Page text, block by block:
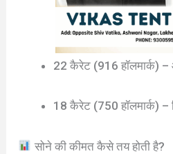
22 कैरेट (916 हॉलमार्क)
18 कैरेट (750 हॉलमार्क)
सोने की कीमत कैसे तय होती है?